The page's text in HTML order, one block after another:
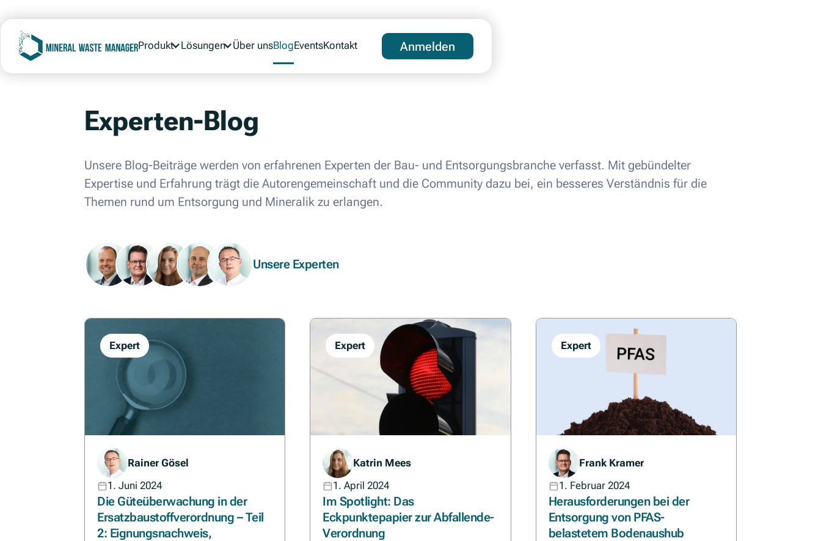
Produkt Lösungen Über unsBlogEventsKontakt Anmelden
Experten-Blog
Unsere Blog-Beiträge werden von erfahrenen Experten der Bau- und Entsorgungsbranche verfasst. Mit gebündelter
Expertise und Erfahrung trägt die Autorengemeinschaft und die Community dazu bei, ein besseres Verständnis für die
Themen rund um Entsorgung und Mineralik zu erlangen.
Unsere Experten
Expert
Rainer Gösel
1. Juni 2024
Die Güteüberwachung in der
Ersatzbaustoffverordnung – Teil
2: Eignungsnachweis,
Expert
Katrin Mees
1. April 2024
Im Spotlight: Das
Eckpunktepapier zur Abfallende-
Verordnung
Expert
Frank Kramer
1. Februar 2024
Herausforderungen bei der
Entsorgung von PFAS-
belastetem Bodenaushub